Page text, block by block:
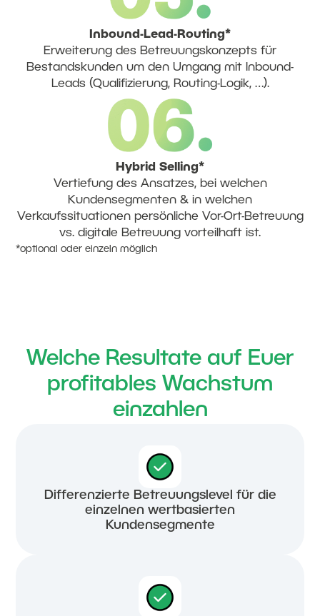
Inbound-Lead-Routing*
Erweiterung des Betreuungskonzepts für
Bestandskunden um den Umgang mit Inbound-
Leads (Qualifizierung, Routing-Logik, …).
Hybrid Selling*
Vertiefung des Ansatzes, bei welchen
Kundensegmenten & in welchen
Verkaufssituationen persönliche Vor-Ort-Betreuung
vs. digitale Betreuung vorteilhaft ist.
*optional oder einzeln möglich
Welche Resultate auf Euer
profitables Wachstum
einzahlen
Differenzierte Betreuungslevel für die
einzelnen wertbasierten
Kundensegmente